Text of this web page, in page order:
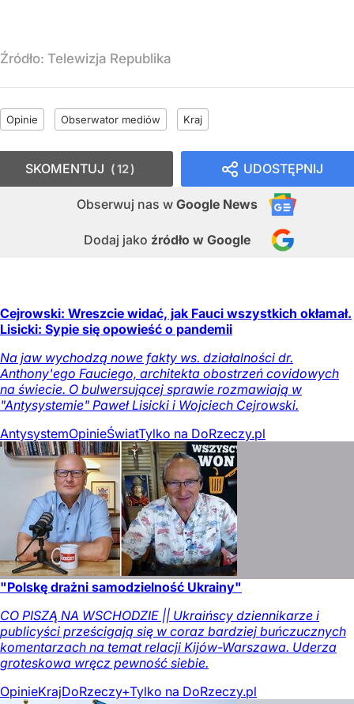
Źródło: Telewizja Republika
Opinie Obserwator mediów Kraj
UDOSTĘPNIJ
Obserwuj nas w Google News
Dodaj jako źródło w Google
SKOMENTUJ 12
Cejrowski: Wreszcie widać, jak Fauci wszystkich okłamał.
Lisicki: Sypie się opowieść o pandemii
Na jaw wychodzą nowe fakty ws. działalności dr.
Anthony'ego Fauciego, architekta obostrzeń covidowych
na świecie. O bulwersującej sprawie rozmawiają w
"Antysystemie" Paweł Lisicki i Wojciech Cejrowski.
AntysystemOpinieŚwiatTylko na DoRzeczy.pl
"Polskę drażni samodzielność Ukrainy"
CO PISZĄ NA WSCHODZIE || Ukraińscy dziennikarze i
publicyści prześcigają się w coraz bardziej buńczucznych
komentarzach na temat relacji Kijów-Warszawa. Uderza
groteskowa wręcz pewność siebie.
OpinieKrajDoRzeczy+Tylko na DoRzeczy.pl